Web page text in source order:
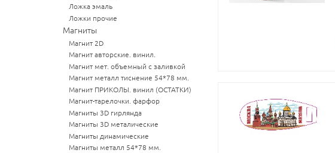
Ложка эмаль
Ложки прочие
Магниты
Магнит 2D
Магнит авторские. винил.
Магнит мет. объемный с заливкой
Магнит металл тиснение 54*78 мм.
Магнит ПРИКОЛЫ. винил (ОСТАТКИ)
Магнит-тарелочки. фарфор
Магниты 3D гирлянда
Магниты 3D металические
Магниты динамические
Магниты металл 54*78 мм.